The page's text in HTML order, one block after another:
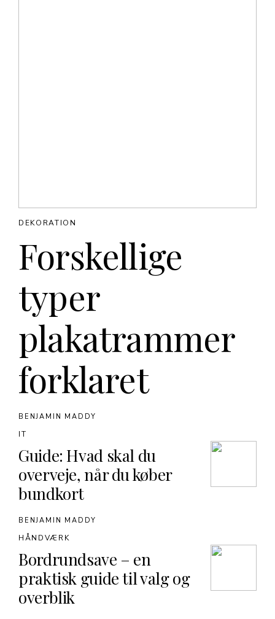
Forskellige
typer
plakatrammer
forklaret
DEKORATION
BENJAMIN MADDY
Guide: Hvad skal du
overveje, når du køber
bundkort
IT
BENJAMIN MADDY
Bordrundsave – en
praktisk guide til valg og
overblik
HÅNDVÆRK